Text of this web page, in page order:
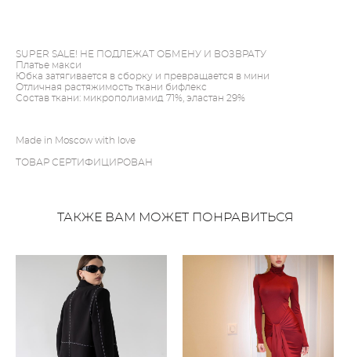
SUPER SALE! НЕ ПОДЛЕЖАТ ОБМЕНУ И ВОЗВРАТУ
Платье макси
Юбка затягивается в сборку и превращается в мини
Отличная растяжимость ткани бифлекс
Состав ткани: микрополиамид 71%, эластан 29%
Made in Moscow with love
ТОВАР СЕРТИФИЦИРОВАН
ТАКЖЕ ВАМ МОЖЕТ ПОНРАВИТЬСЯ